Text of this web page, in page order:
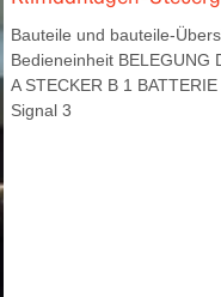
Bauteile und bauteile-
Bedieneinheit BELEGUNG
A STECKER B 1
Signal 3